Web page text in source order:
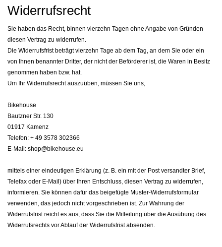
Widerrufsrecht
Sie haben das Recht, binnen vierzehn Tagen ohne Angabe von Gründen
diesen Vertrag zu widerrufen.
Die Widerrufsfrist beträgt vierzehn Tage ab dem Tag, an dem Sie oder ein
von Ihnen benannter Dritter, der nicht der Beförderer ist, die Waren in Besitz
genommen haben bzw. hat.
Um Ihr Widerrufsrecht auszuüben, müssen Sie uns,
Bikehouse
Bautzner Str. 130
01917 Kamenz
Telefon: + 49 3578 302366
E-Mail: shop@bikehouse.eu
mittels einer eindeutigen Erklärung (z. B. ein mit der Post versandter Brief,
Telefax oder E-Mail) über Ihren Entschluss, diesen Vertrag zu widerrufen,
informieren. Sie können dafür das beigefügte Muster-Widerrufsformular
verwenden, das jedoch nicht vorgeschrieben ist. Zur Wahrung der
Widerrufsfrist reicht es aus, dass Sie die Mitteilung über die Ausübung des
Widerrufsrechts vor Ablauf der Widerrufsfrist absenden.